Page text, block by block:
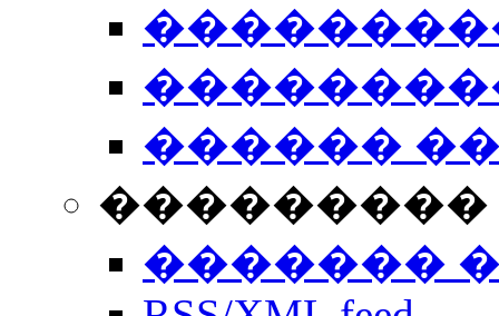
������
���������
�������